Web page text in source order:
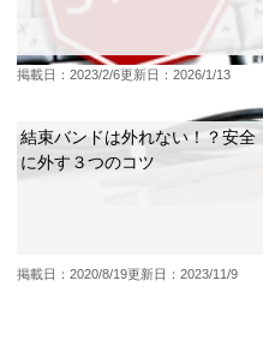
掲載日：2023/2/6更新日：2026/1/13
結束バンドは外れない！？安全
に外す３つのコツ
掲載日：2020/8/19更新日：2023/11/9